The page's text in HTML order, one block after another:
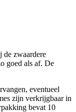
de zwaardere
goed als af. De
eventueel
zijn verkrijgbaar in
bevat 10